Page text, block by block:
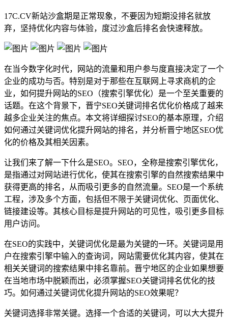
17C.CV新站沙盒期是正常现象，不要因为短期没排名就放
弃，坚持优化内容与体验，度过沙盒后排名会快速释放。
在当今数字化时代，网站的流量和用户参与度直接决定了一个
企业的成功与否。特别是对于那些在互联网上寻求商机的企
业，如何提升网站的SEO（搜索引擎优化）是一个至关重要的
话题。在这个背景下，晋宁SEO关键词排名优化价格成了越来
越多企业关注的焦点。本文将详细探讨SEO的基本原理，介绍
如何通过关键词优化提升网站的排名，并分析晋宁地区SEO优
化的价格及其相关因素。
让我们来了解一下什么是SEO。SEO，全称是搜索引擎优化，
是指通过对网站进行优化，使其在搜索引擎的自然搜索结果中
获得更高的排名，从而吸引更多的自然流量。SEO是一个系统
工程，涉及多个方面，包括但不限于关键词优化、页面优化、
链接建设等。其核心目标是提升网站的可见性，吸引更多目标
用户访问。
在SEO的实践中，关键词优化是最为关键的一环。关键词是用
户在搜索引擎中输入的查询词，网站需要优化其内容，使其在
相关关键词的搜索结果中排名靠前。晋宁地区的企业如果想要
在当地市场中脱颖而出，必须掌握SEO关键词排名优化的技
巧。如何通过关键词优化提升网站的SEO效果呢？
关键词选择非常关键。选择一个合适的关键词，可以大大提升